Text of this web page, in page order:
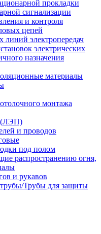
прокладки
сигнализации
и контроля
цепей
электропередач
электрических
назначения
материалы
монтажа
(ЛЭП)
и проводов
под полом
распространению огня,
и рукавов
Трубы для защиты